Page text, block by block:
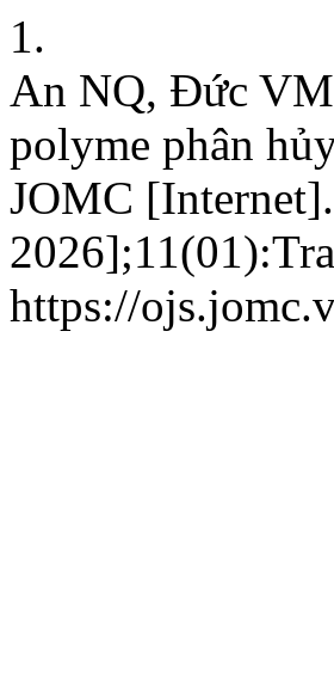
1.
An NQ, Đức
polyme phân
JOMC
https://